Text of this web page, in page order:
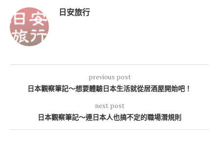
日安旅行
previous post
日本觀察筆記～想要體驗日本生活就從居酒屋開始吧！
next post
日本觀察筆記～連日本人也搞不定的職場潛規則